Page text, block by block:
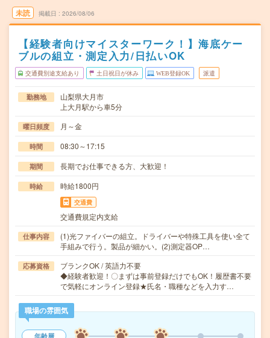
未読 掲載日 2026/08/06
【経験者向けマイスターワーク！】海底ケー
ブルの組立・測定入力/日払いOK
交通費別途支給あり 土日祝日が休み WEB登録OK 派遣
勤務地
山梨県大月市
上大月駅から車5分
曜日頻度 月～金
時間 08:30～17:15
期間 長期でお仕事できる方、大歓迎！
時給 時給1800円
交通費
交通費規定内支給
仕事内容
(1)光ファイバーの組立。ドライバーや特殊工具を使い全て
手組みで行う。製品が細かい。(2)測定器OP…
応募資格
ブランクOK / 英語力不要
◆経験者歓迎！〇まずは事前登録だけでもOK！履歴書不要
で気軽にオンライン登録★氏名・職種などを入力す…
職場の雰囲気
年齢層